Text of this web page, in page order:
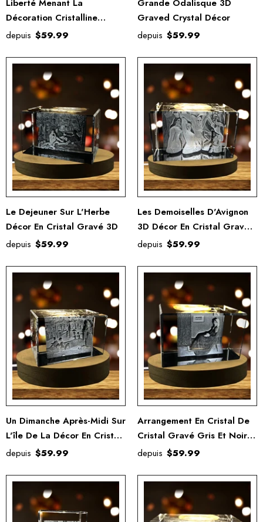
Liberté Menant La
Décoration Cristalline
Gravée De Personnes 3D
depuis $59.99
Grande Odalisque 3D
Graved Crystal Décor
depuis $59.99
Le Dejeuner Sur L'Herbe
Décor En Cristal Gravé 3D
depuis $59.99
Les Demoiselles D'Avignon
3D Décor En Cristal Gravé
En 3D
depuis $59.99
Un Dimanche Après-Midi Sur
L'île De La Décor En Cristal
De La Grande Jatte 3D
depuis $59.99
Arrangement En Cristal De
Cristal Gravé Gris Et Noir
3D
depuis $59.99